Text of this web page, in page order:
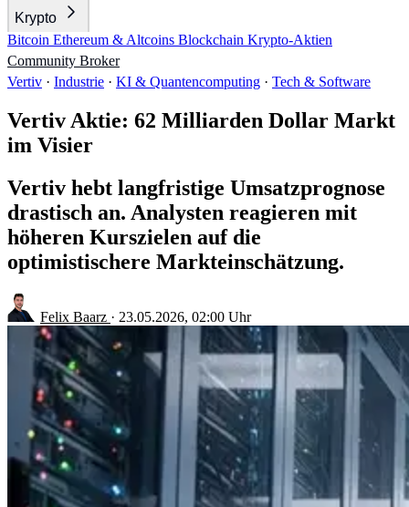
Krypto
Bitcoin Ethereum & Altcoins Blockchain Krypto-Aktien
Community Broker
Vertiv · Industrie · KI & Quantencomputing · Tech & Software
Vertiv Aktie: 62 Milliarden Dollar Markt
im Visier
Vertiv hebt langfristige Umsatzprognose
drastisch an. Analysten reagieren mit
höheren Kurszielen auf die
optimistischere Markteinschätzung.
Felix Baarz · 23.05.2026, 02:00 Uhr